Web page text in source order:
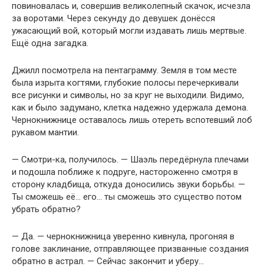
повиновалась и, совершив великолепный скачок, исчезла
за воротами. Через секунду до девушек донёсся
ужасающий вой, который могли издавать лишь мертвые.
Ещё одна загадка.
Джилл посмотрела на пентаграмму. Земля в том месте
была изрыта когтями, глубокие полосы перечеркивали
все рисунки и символы, но за круг не выходили. Видимо,
как и было задумано, клетка надежно удержала демона.
Чернокнижнице оставалось лишь отереть вспотевший лоб
рукавом мантии.
— Смотри-ка, получилось. — Шаэль передёрнула плечами
и подошла поближе к подруге, настороженно смотря в
сторону кладбища, откуда доносились звуки борьбы. —
Ты сможешь её… его… ты сможешь это существо потом
убрать обратно?
— Да. — чернокнижница уверенно кивнула, прогоняя в
голове заклинание, отправляющее призванные создания
обратно в астрал. — Сейчас закончит и уберу…